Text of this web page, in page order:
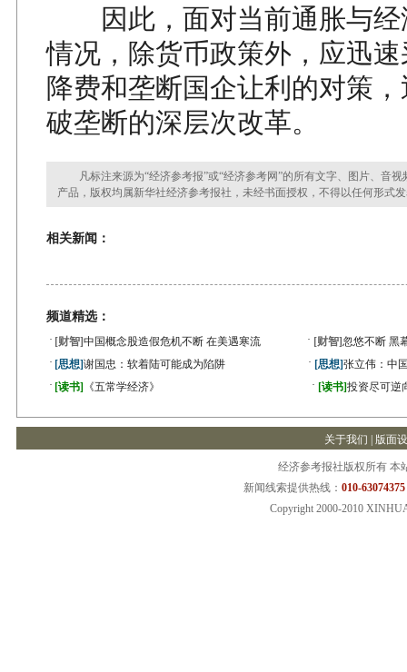
因此，面对当前通胀与经
情况，除货币政策外，应迅
降费和垄断国企让利的对策
破垄断的深层次改革。
凡标注来源为“经济参考报”或“经济参考网”的所有文字、图片、音视
产品，版权均属新华社经济参考报社，未经书面授权，不得以任何形式
相关新闻：
频道精选：
· [财智]中国概念股造假危机不断 在美遇寒流 · [财智]忽悠不断 黑
· [思想]谢国忠：软着陆可能成为陷阱 · [思想]张立伟：中
· [读书] 《五常学经济》 · [读书]投资尽可逆
关于我们 版面
经济参考报社版权所有 本
新闻线索提供热线： 010-
Copyright 2000-2010